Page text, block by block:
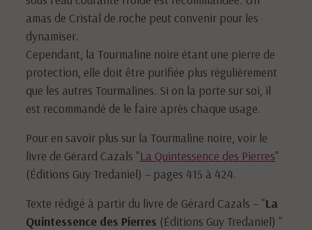
amas de Cristal de roche peut convenir pour les
dynamiser.
Cependant, la Tourmaline noire étant une pierre de
protection, elle doit être purifiée plus régulièrement
que les autres Tourmalines. Si on la porte sur soi, il
est recommandé de le faire après chaque usage.
Pour en savoir plus sur la Tourmaline noire, voir le
livre de Gérard Cazals "La Quintessence des Pierres"
(Éditions Guy Tredaniel) – pages 415 à 424.
Texte rédigé à partir du livre de Gérard Cazals – "La
Quintessence des Pierres (Éditions Guy Tredaniel) "